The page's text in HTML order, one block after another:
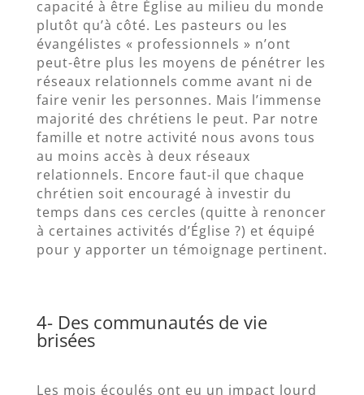
capacité à être Église au milieu du monde
plutôt qu’à côté. Les pasteurs ou les
évangélistes « professionnels » n’ont
peut-être plus les moyens de pénétrer les
réseaux relationnels comme avant ni de
faire venir les personnes. Mais l’immense
majorité des chrétiens le peut. Par notre
famille et notre activité nous avons tous
au moins accès à deux réseaux
relationnels. Encore faut-il que chaque
chrétien soit encouragé à investir du
temps dans ces cercles (quitte à renoncer
à certaines activités d’Église ?) et équipé
pour y apporter un témoignage pertinent.
4- Des communautés de vie
brisées
Les mois écoulés ont eu un impact lourd